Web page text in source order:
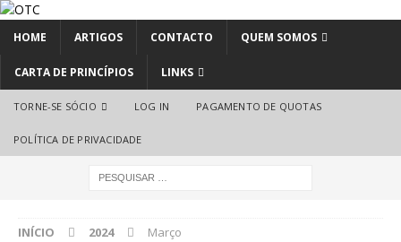
HOME ARTIGOS CONTACTO QUEM SOMOS
CARTA DE PRINCÍPIOS LINKS
TORNE-SE SÓCIO LOG IN PAGAMENTO DE QUOTAS
POLÍTICA DE PRIVACIDADE
INÍCIO 2024 Março